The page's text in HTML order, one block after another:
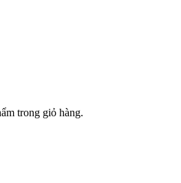
trong giỏ hàng.